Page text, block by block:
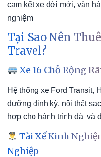
cam kết xe đời mới, vận
nghiệm.
Tại Sao Nên
Travel?
Xe 16 Chỗ Rộng
Hệ thống xe Ford
dưỡng định kỳ, nội thất
hợp cho hành trình dài và
Tài Xế Kinh
Nghiệp